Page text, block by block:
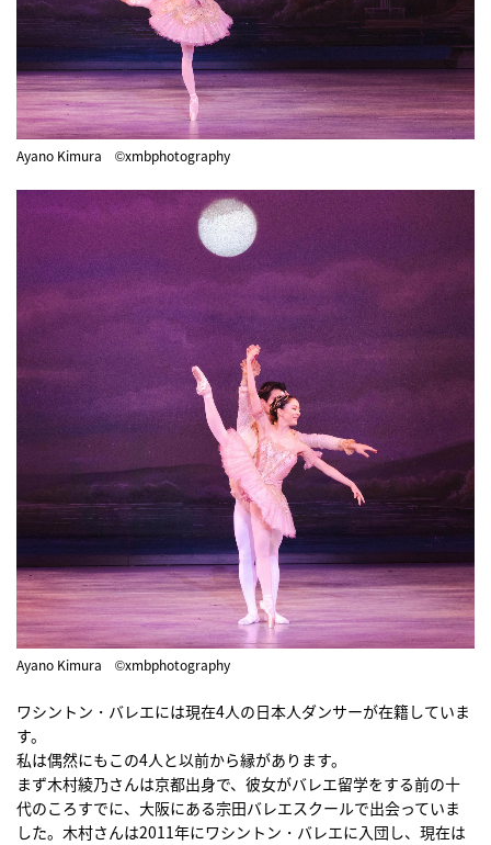
Ayano Kimura ©xmbphotography
Ayano Kimura ©xmbphotography
ワシントン・バレエには現在4人の日本人ダンサーが在籍していま
す。
私は偶然にもこの4人と以前から縁があります。
まず木村綾乃さんは京都出身で、彼女がバレエ留学をする前の十
代のころすでに、大阪にある宗田バレエスクールで出会っていま
した。木村さんは2011年にワシントン・バレエに入団し、現在は